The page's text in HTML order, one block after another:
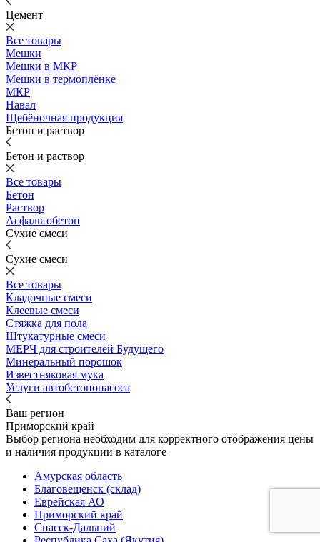
Цемент
Все товары
Мешки
Мешки в МКР
Мешки в термоплёнке
МКР
Навал
Щебёночная продукция
Бетон и раствор
Бетон и раствор
Все товары
Бетон
Раствор
Асфальтобетон
Сухие смеси
Сухие смеси
Все товары
Кладочные смеси
Клеевые смеси
Стяжка для пола
Штукатурные смеси
МЕРЧ для строителей Будущего
Минеральный порошок
Известняковая мука
Услуги автобетононасоса
Ваш регион
Приморский край
Выбор региона необходим для корректного отображения цены
и наличия продукции в каталоге
Амурская область
Благовещенск (склад)
Еврейская АО
Приморский край
Спасск-Дальний